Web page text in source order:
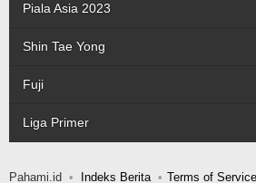
Piala Asia 2023
Shin Tae Yong
Fuji
Liga Primer
Pahami.id Indeks Berita Terms of Service